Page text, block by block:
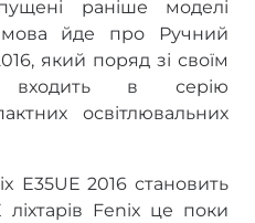
раніше моделі
мова йде про Ручний
який поряд зі своїм
входить в серію
освітлювальних
E35UE 2016 становить
Fenix це поки